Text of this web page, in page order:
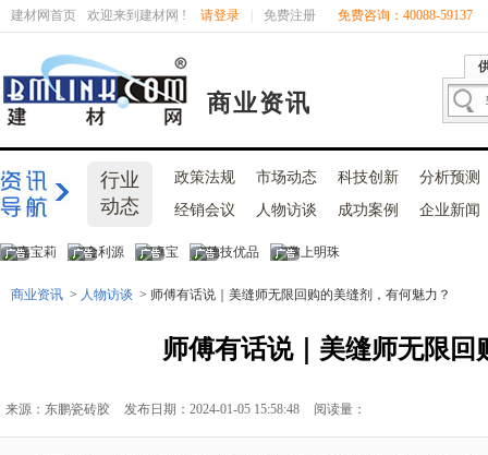
建材网首页 欢迎来到建材网 ! 请登录 免费注册 免费咨询：40088-59137
商业资讯
行业
动态
政策法规 市场动态 科技创新
分析预测
经销会议
人物访谈 成功案例 企业新闻
商业资讯 > 人物访谈 > 师傅有话说｜美缝师无限回购的美缝剂，有何魅力？
师傅有话说｜美缝师无限
来源：东鹏瓷砖胶 发布日期：2024-01-05 15:58:48 阅读量：